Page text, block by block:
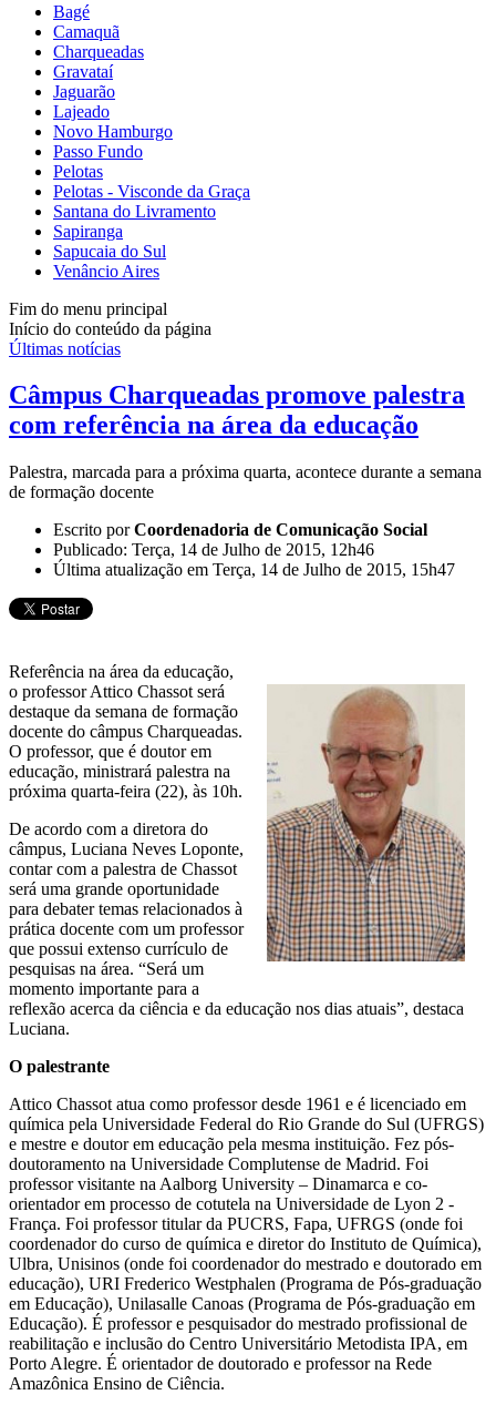
Bagé
Camaquã
Charqueadas
Gravataí
Jaguarão
Lajeado
Novo Hamburgo
Passo Fundo
Pelotas
Pelotas - Visconde da Graça
Santana do Livramento
Sapiranga
Sapucaia do Sul
Venâncio Aires
Fim do menu principal
Início do conteúdo da página
Últimas notícias
Câmpus Charqueadas promove palestra
com referência na área da educação
Palestra, marcada para a próxima quarta, acontece durante a semana
de formação docente
Escrito porCoordenadoria de Comunicação Social
Publicado: Terça, 14 de Julho de 2015, 12h46
Última atualização em Terça, 14 de Julho de 2015, 15h47
Referência na área da educação,
o professor Attico Chassot será
destaque da semana de formação
docente do câmpus Charqueadas.
O professor, que é doutor em
educação, ministrará palestra na
próxima quarta-feira (22), às 10h.
De acordo com a diretora do
câmpus, Luciana Neves Loponte,
contar com a palestra de Chassot
será uma grande oportunidade
para debater temas relacionados à
prática docente com um professor
que possui extenso currículo de
pesquisas na área. “Será um
momento importante para a
reflexão acerca da ciência e da educação nos dias atuais”, destaca
Luciana.
O palestrante
Attico Chassot atua como professor desde 1961 e é licenciado em
química pela Universidade Federal do Rio Grande do Sul (UFRGS)
e mestre e doutor em educação pela mesma instituição. Fez pós-
doutoramento na Universidade Complutense de Madrid. Foi
professor visitante na Aalborg University – Dinamarca e co-
orientador em processo de cotutela na Universidade de Lyon 2 -
França. Foi professor titular da PUCRS, Fapa, UFRGS (onde foi
coordenador do curso de química e diretor do Instituto de Química),
Ulbra, Unisinos (onde foi coordenador do mestrado e doutorado em
educação), URI Frederico Westphalen (Programa de Pós-graduação
em Educação), Unilasalle Canoas (Programa de Pós-graduação em
Educação). É professor e pesquisador do mestrado profissional de
reabilitação e inclusão do Centro Universitário Metodista IPA, em
Porto Alegre. É orientador de doutorado e professor na Rede
Amazônica Ensino de Ciência.